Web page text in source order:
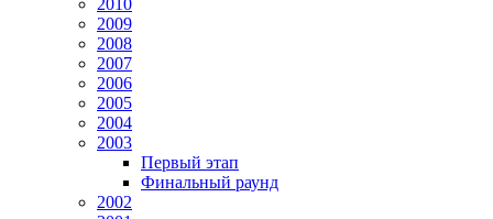
2010
2009
2008
2007
2006
2005
2004
2003
Первый этап
Финальный раунд
2002